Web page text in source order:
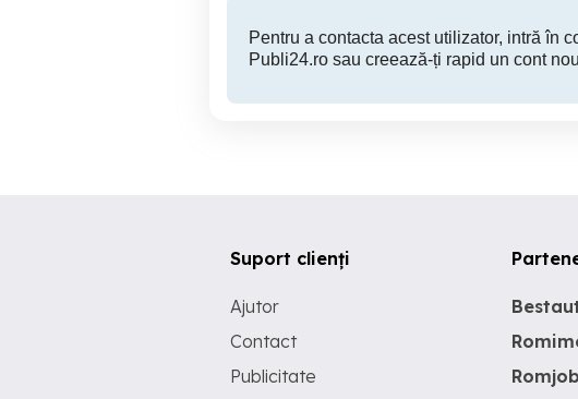
Pentru a contacta acest utilizator, intră în
Publi24.ro sau creează-ți rapid un cont
Suport clienți
Ajutor
Contact
Publicitate